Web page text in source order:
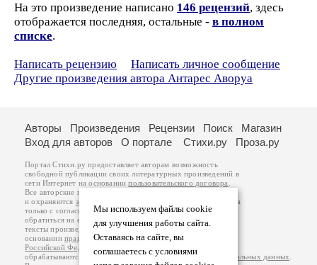
На это произведение написано 146 рецензий, здесь
отображается последняя, остальные - в полном
списке.
Написать рецензию
Написать личное сообщение
Другие произведения автора Антарес Аворуа
Мы используем файлы cookie
для улучшения работы сайта.
Оставаясь на сайте, вы
соглашаетесь с условиями
Авторы Произведения Рецензии Поиск
Магазин
Вход для авторов
О портале Стихи.ру Проза.ру
Портал Стихи.ру предоставляет авторам возможность
свободной публикации своих литературных произведений в
сети Интернет на основаниипользовательского договора
Все авторские права на произведения принадлежат авторам
и охраняются законом
. Перепечатка произведений возможна
только с согласия его автора, к которому вы можете
обратиться на его авторской странице. Ответственность за
тексты произведений авторы несут самостоятельно на
основанииправил публикацииизаконодательства
Российской Федерации
обрабатываются на основанииПолитики обработки персональных данных